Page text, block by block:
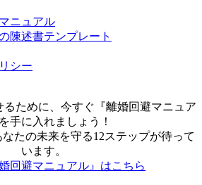
ニュアル
陳述書テンプレート
シー
ために、今すぐ『離婚回避マニュア
手に入れましょう！
たの未来を守る12ステップが待って
います。
回避マニュアル』はこちら